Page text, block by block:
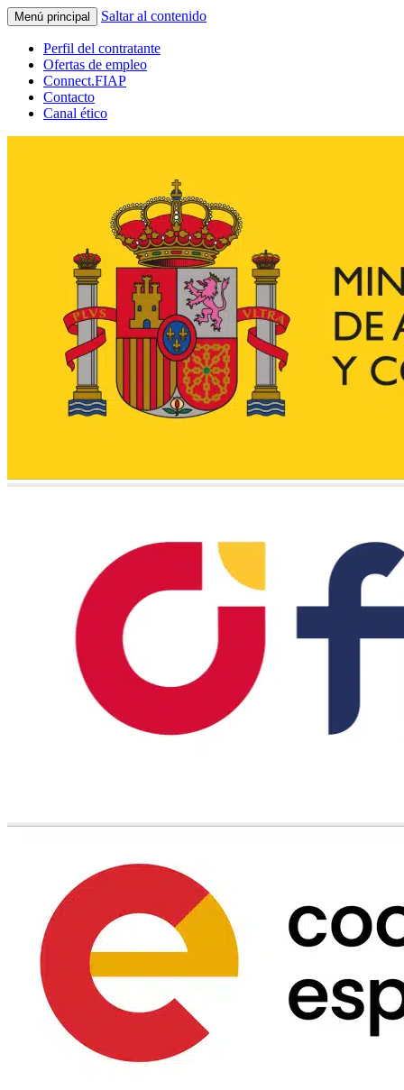
Menú principal Saltar al contenido
Perfil del contratante
Ofertas de empleo
Connect.FIAP
Contacto
Canal ético